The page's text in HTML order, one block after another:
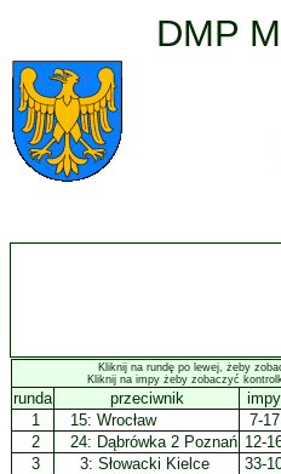
DMP
Kliknij na rundę po lewej, żeby
Kliknij na impy żeby zobaczyć
runda przeciwnik impy
1
15: Wrocław 7-17
2
24: Dąbrówka 2 Poznań 12-
3
3: Słowacki Kielce 33-